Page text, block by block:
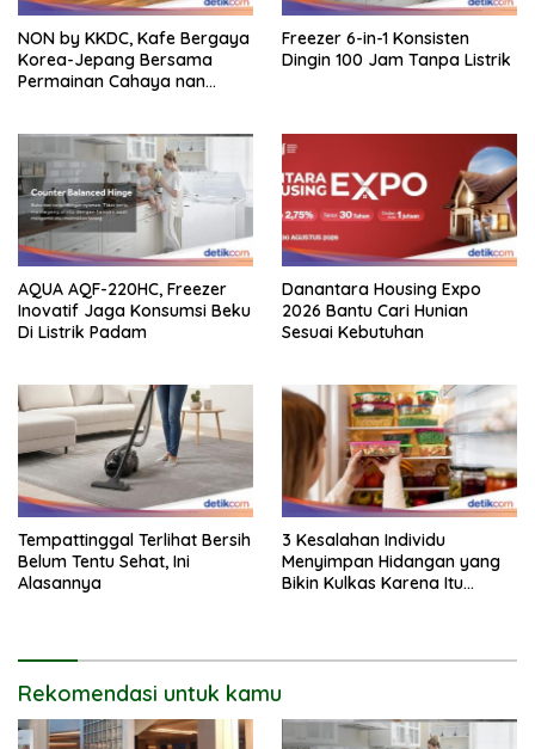
NON by KKDC, Kafe Bergaya
Korea-Jepang Bersama
Permainan Cahaya nan
Freezer 6-in-1 Konsisten
Dingin 100 Jam Tanpa Listrik
AQUA AQF-220HC, Freezer
Inovatif Jaga Konsumsi Beku
Di Listrik Padam
Danantara Housing Expo
2026 Bantu Cari Hunian
Sesuai Kebutuhan
Tempattinggal Terlihat Bersih
Belum Tentu Sehat, Ini
Alasannya
3 Kesalahan Individu
Menyimpan Hidangan yang
Bikin Kulkas Karena Itu
Rekomendasi untuk kamu